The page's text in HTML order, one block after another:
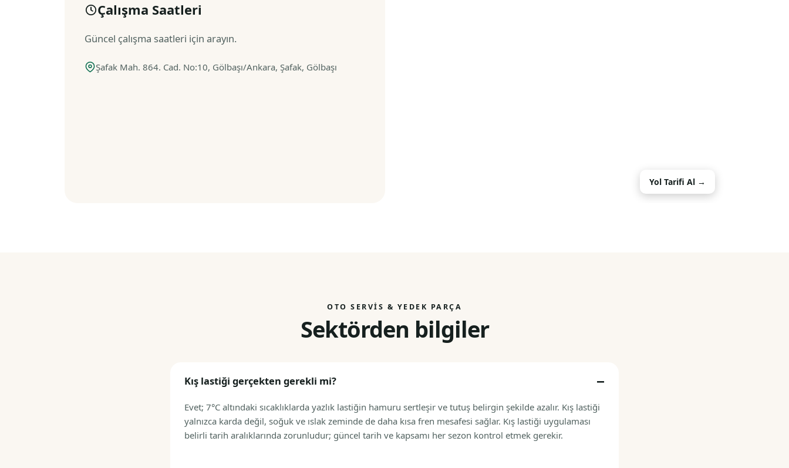
Çalışma Saatleri
Güncel çalışma saatleri için arayın.
Şafak Mah. 864. Cad. No:10, Gölbaşı/Ankara, Şafak, Gölbaşı
Yol Tarifi Al →
OTO SERVIS & YEDEK PARÇA
Sektörden bilgiler
Kış lastiği gerçekten gerekli mi?
Evet; 7°C altındaki sıcaklıklarda yazlık lastiğin hamuru sertleşir ve tutuş belirgin şekilde azalır. Kış lastiği
yalnızca karda değil, soğuk ve ıslak zeminde de daha kısa fren mesafesi sağlar. Kış lastiği uygulaması
belirli tarih aralıklarında zorunludur; güncel tarih ve kapsamı her sezon kontrol etmek gerekir.